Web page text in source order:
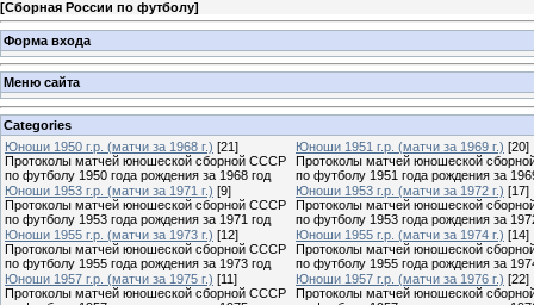
[Сборная России по футболу]
Форма входа
Меню сайта
Categories
Юноши 1950 г.р. (матчи за 1968 г.) [21]
Протоколы матчей юношеской сборной СССР
по футболу 1950 года рождения за 1968 год
Юноши 1951 г.р. (матчи за 1969 г.) [20]
Протоколы матчей юношеской
по футболу 1951 года рождения за
Юноши 1953 г.р. (матчи за 1971 г.) [9]
Протоколы матчей юношеской сборной СССР
по футболу 1953 года рождения за 1971 год
Юноши 1953 г.р. (матчи за 1972 г.) [17]
Протоколы матчей юношеской
по футболу 1953 года рождения за
Юноши 1955 г.р. (матчи за 1973 г.) [12]
Протоколы матчей юношеской сборной СССР
по футболу 1955 года рождения за 1973 год
Юноши 1955 г.р. (матчи за 1974 г.) [14]
Протоколы матчей юношеской
по футболу 1955 года рождения за
Юноши 1957 г.р. (матчи за 1975 г.) [11]
Протоколы матчей юношеской сборной СССР
Юноши 1957 г.р. (матчи за 1976 г.) [22]
Протоколы матчей юношеской